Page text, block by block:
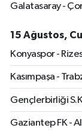
Galatasaray -
15 Ağustos,
Konyaspor -
Kasımpaşa -
Gençlerbirliği
Gaziantep FK -